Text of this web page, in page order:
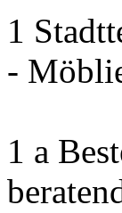
1
-
1 a